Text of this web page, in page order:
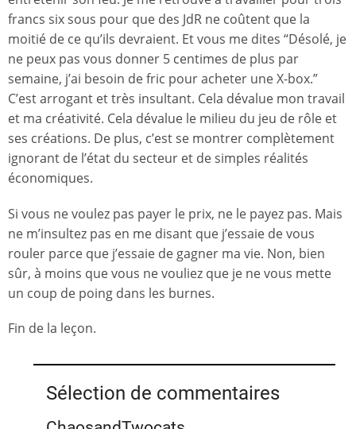
francs six sous pour que des JdR ne coûtent que la
moitié de ce qu’ils devraient. Et vous me dites “Désolé, je
ne peux pas vous donner 5 centimes de plus par
semaine, j’ai besoin de fric pour acheter une X-box.”
C’est arrogant et très insultant. Cela dévalue mon travail
et ma créativité. Cela dévalue le milieu du jeu de rôle et
ses créations. De plus, c’est se montrer complètement
ignorant de l’état du secteur et de simples réalités
économiques.
Si vous ne voulez pas payer le prix, ne le payez pas. Mais
ne m’insultez pas en me disant que j’essaie de vous
rouler parce que j’essaie de gagner ma vie. Non, bien
sûr, à moins que vous ne vouliez que je ne vous mette
un coup de poing dans les burnes.
Fin de la leçon.
Sélection de commentaires